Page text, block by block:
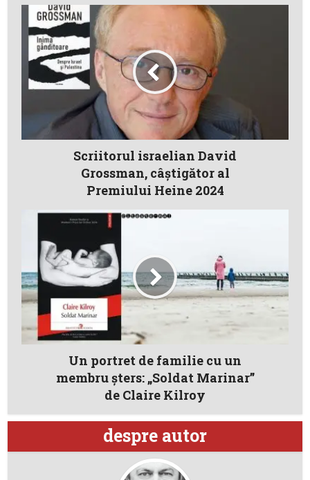
Scriitorul israelian David
Grossman, câştigător al
Premiului Heine 2024
Un portret de familie cu un
membru şters: „Soldat Marinar”
de Claire Kilroy
despre autor